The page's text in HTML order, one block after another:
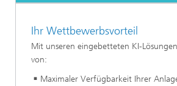
Ihr Wettbewerbsvorteil
Mit unseren eingebetteten KI-
von:
Maximaler Verfügbarkeit Ihrer